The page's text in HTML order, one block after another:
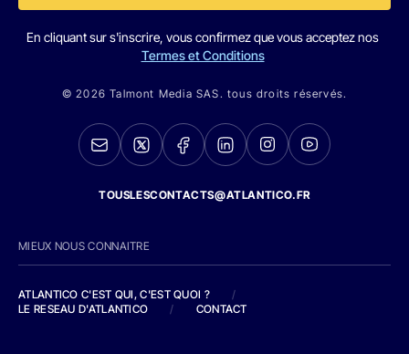
En cliquant sur s'inscrire, vous confirmez que vous acceptez nos
Termes et Conditions
© 2026 Talmont Media SAS. tous droits réservés.
TOUSLESCONTACTS@ATLANTICO.FR
MIEUX NOUS CONNAITRE
ATLANTICO C'EST QUI, C'EST QUOI ?
/
LE RESEAU D'ATLANTICO
/ CONTACT